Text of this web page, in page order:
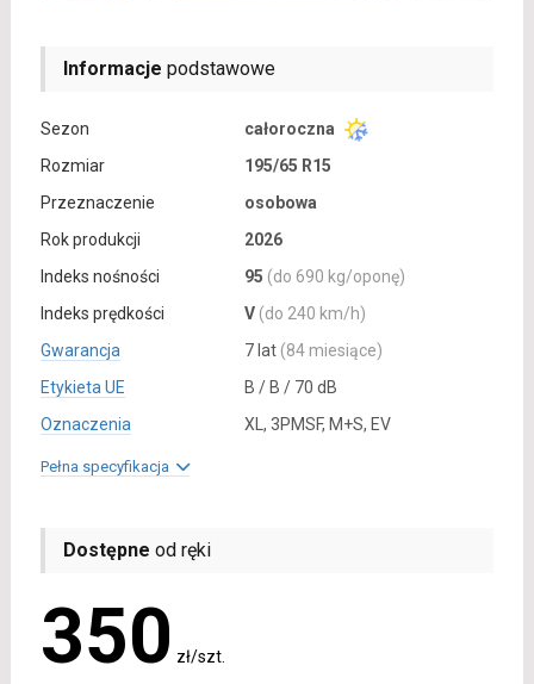
Informacje podstawowe
Sezon
całoroczna
Rozmiar
195/65 R15
Przeznaczenie
osobowa
Rok produkcji
2026
Indeks nośności
95 (do 690 kg/oponę)
Indeks prędkości
V (do 240 km/h)
Gwarancja
7 lat (84 miesiące)
Etykieta UE
B / B / 70 dB
Oznaczenia
XL, 3PMSF, M+S, EV
Pełna specyfikacja
Dostępne od ręki
350 zł/szt.